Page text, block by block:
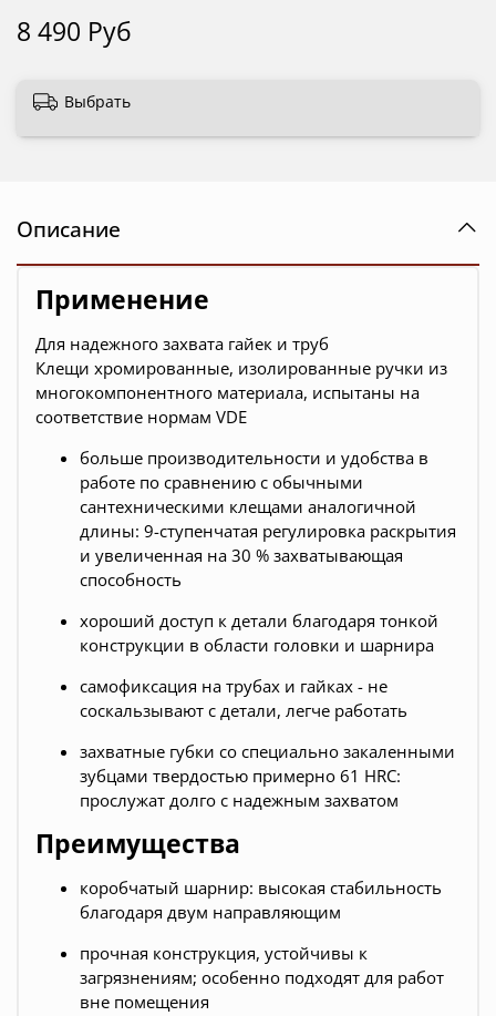
8 490 Руб
Выбрать
Описание
Применение
Для надежного захвата гайек и труб
Клещи хромированные, изолированные ручки из
многокомпонентного материала, испытаны на
соответствие нормам VDE
больше производительности и удобства в
работе по сравнению с обычными
сантехническими клещами аналогичной
длины: 9-ступенчатая регулировка раскрытия
и увеличенная на 30 % захватывающая
способность
хороший доступ к детали благодаря тонкой
конструкции в области головки и шарнира
самофиксация на трубах и гайках - не
соскальзывают с детали, легче работать
захватные губки со специально закаленными
зубцами твердостью примерно 61 HRC:
прослужат долго с надежным захватом
Преимущества
коробчатый шарнир: высокая стабильность
благодаря двум направляющим
прочная конструкция, устойчивы к
загрязнениям; особенно подходят для работ
вне помещения